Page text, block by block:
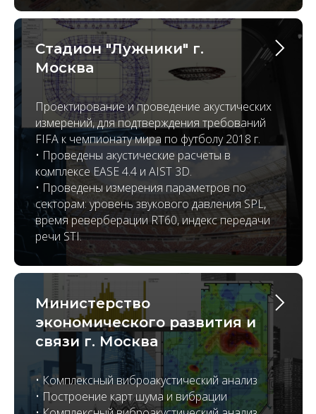
Стадион "Лужники" г.
Москва
Проектирование и проведение акустических
измерений, для подтверждения требований
FIFA к чемпионату мира по футболу 2018 г.
• Проведены акустические расчеты в
комплексе EASE 4.4 и AIST 3D.
• Проведены измерения параметров по
секторам: уровень звукового давления SPL,
время реверберации RT60, индекс передачи
речи STI.
Министерство
экономического развития и
связи г. Москва
• Комплексный виброакустический анализ
• Построение карт шума и вибрации